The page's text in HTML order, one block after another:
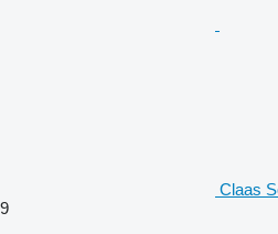
Claas
9